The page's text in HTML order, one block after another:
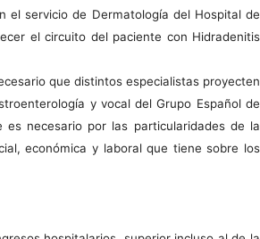
el servicio de Dermatología del Hospital de
el circuito del paciente con Hidradenitis
que distintos especialistas proyecten
y vocal del Grupo Español de
es necesario por las particularidades de la
económica y laboral que tiene sobre los